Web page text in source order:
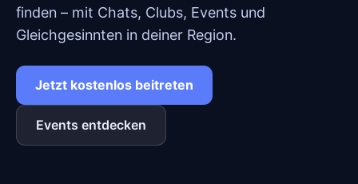
finden – mit Chats, Clubs, Events und
Gleichgesinnten in deiner Region.
Jetzt kostenlos beitreten
Events entdecken